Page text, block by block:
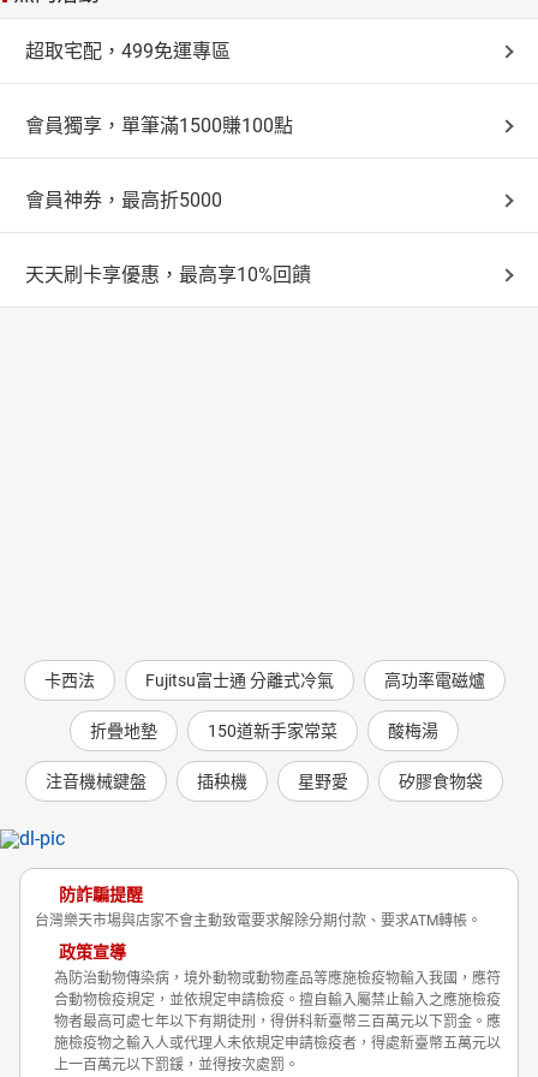
超取宅配，499免運專區
會員獨享，單筆滿1500賺100點
會員神券，最高折5000
天天刷卡享優惠，最高享10%回饋
卡西法 Fujitsu富士通 分離式冷氣 高功率電磁爐
折疊地墊 150道新手家常菜 酸梅湯
注音機械鍵盤 插秧機 星野愛 矽膠食物袋
防詐騙提醒
台灣樂天市場與店家不會主動致電要求解除分期付款、要求ATM轉帳。
政策宣導
為防治動物傳染病，境外動物或動物產品等應施檢疫物輸入我國，應符
合動物檢疫規定，並依規定申請檢疫。擅自輸入屬禁止輸入之應施檢疫
物者最高可處七年以下有期徒刑，得併科新臺幣三百萬元以下罰金。應
施檢疫物之輸入人或代理人未依規定申請檢疫者，得處新臺幣五萬元以
上一百萬元以下罰鍰，並得按次處罰。